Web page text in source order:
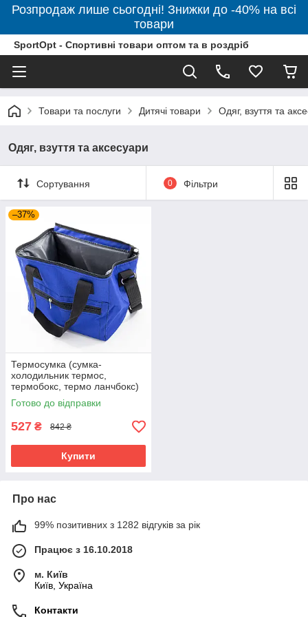
Розпродаж лише сьогодні! Знижки до -40% на всі
товари
SportOpt - Спортивні товари оптом та в роздріб
Товари та послуги Дитячі товари Одяг, взуття та
Одяг, взуття та аксесуари
Сортування 0 Фільтри
–37%
Термосумка (сумка-
холодильник термос,
термобокс, термо ланчбокс)
для їжі та пляшечок 15л
OSPORT Lite (FI-0126) Синій
Готово до відправки
527 ₴ 842 ₴
Купити
Про нас
99% позитивних з 1282 відгуків за рік
Працює з 16.10.2018
м. Київ
Київ, Україна
Контакти